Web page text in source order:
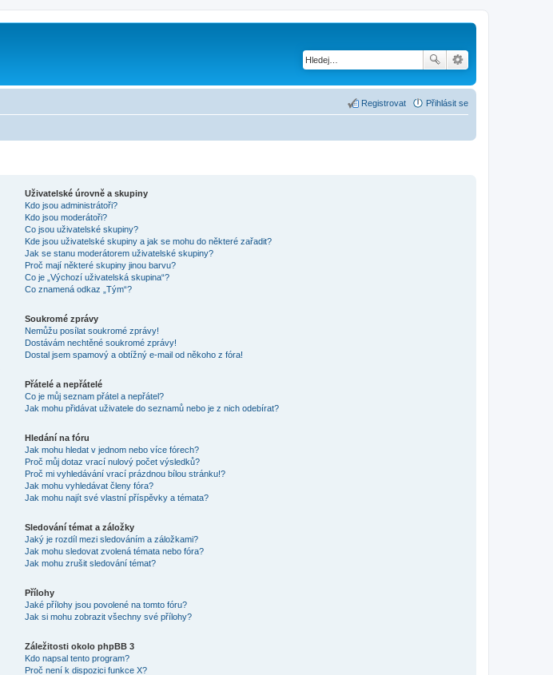
Přihlásit se
Registrovat
Uživatelské úrovně a skupiny
Kdo jsou administrátoři?
Kdo jsou moderátoři?
Co jsou uživatelské skupiny?
Kde jsou uživatelské skupiny a jak se mohu do některé zařadit?
Jak se stanu moderátorem uživatelské skupiny?
Proč mají některé skupiny jinou barvu?
Co je „Výchozí uživatelská skupina“?
Co znamená odkaz „Tým“?
Soukromé zprávy
Nemůžu posílat soukromé zprávy!
Dostávám nechtěné soukromé zprávy!
Dostal jsem spamový a obtížný e-mail od někoho z fóra!
Přátelé a nepřátelé
Co je můj seznam přátel a nepřátel?
Jak mohu přidávat uživatele do seznamů nebo je z nich odebírat?
Hledání na fóru
Jak mohu hledat v jednom nebo více fórech?
Proč můj dotaz vrací nulový počet výsledků?
Proč mi vyhledávání vrací prázdnou bílou stránku!?
Jak mohu vyhledávat členy fóra?
Jak mohu najít své vlastní příspěvky a témata?
Sledování témat a záložky
Jaký je rozdíl mezi sledováním a záložkami?
Jak mohu sledovat zvolená témata nebo fóra?
Jak mohu zrušit sledování témat?
Přílohy
Jaké přílohy jsou povolené na tomto fóru?
Jak si mohu zobrazit všechny své přílohy?
Záležitosti okolo phpBB 3
Kdo napsal tento program?
Proč není k dispozici funkce X?